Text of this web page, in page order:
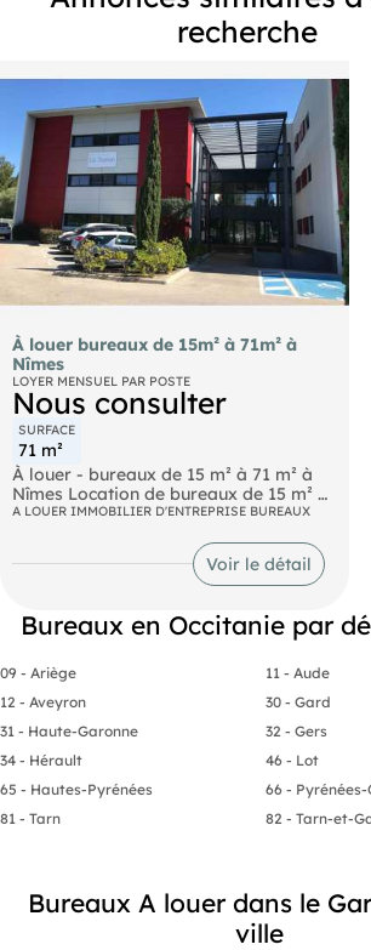
recherche
À louer bureaux de 15m² à 71m² à
Nîmes
LOYER MENSUEL PAR POSTE
Nous consulter
SURFACE
71 m²
À louer - bureaux de 15 m² à 71 m² à
Nîmes Location de bureaux de 15 m² à
71 m² à Nîmes, la préfecture du
trouvent dans la pépinière
d'entreprises BIC Innov'up, un espace
coworking. Elle se situe au coeur d'une
ZA artisanale, à 5 minutes du centre-
ville de Nîmes et à proximité de l'A9.
A LOUER IMMOBILIER D'ENTREPRISE BUREAUX
Voir le détail
Bureaux en Occitanie par
09 - Ariège
11 - Aude
12 - Aveyron
30 - Gard
31 - Haute-Garonne
32 - Gers
34 - Hérault
46 - Lot
65 - Hautes-Pyrénées
66 -
81 - Tarn
82 - Tarn-et-
Bureaux A louer dans le
ville